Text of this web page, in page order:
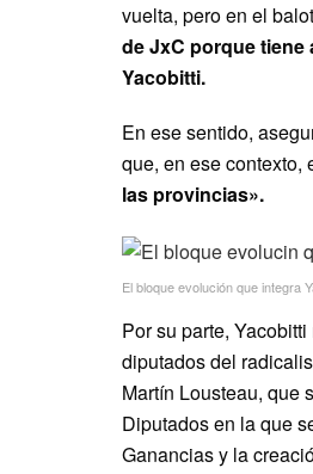
vuelta, pero en el
de JxC porque
Yacobitti.
En ese sentido,
que, en ese contexto,
las provincias».
El bloque evolución que integra
Por su parte,
diputados del
Martín Lousteau, que
Diputados en la que
Ganancias y la